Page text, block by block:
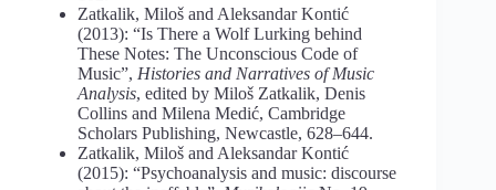
Zatkalik, Miloš and Aleksandar Kontić
(2013): “Is There a Wolf Lurking behind
These Notes: The Unconscious Code of
Music”, Histories and Narratives of Music
Analysis, edited by Miloš Zatkalik, Denis
Collins and Milena Medić, Cambridge
Scholars Publishing, Newcastle, 628–644.
Zatkalik, Miloš and Aleksandar Kontić
(2015): “Psychoanalysis and music: discourse